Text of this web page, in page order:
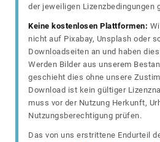
der jeweiligen Lizenzbedingungen
Keine kostenlosen Plattformen:
nicht auf Pixabay, Unsplash oder
Downloadseiten an und haben
Werden Bilder aus unserem
geschieht dies ohne unsere
Download ist kein gültiger
muss vor der Nutzung Herkunft,
Nutzungsberechtigung prüfen.
Das von uns erstrittene Endurteil